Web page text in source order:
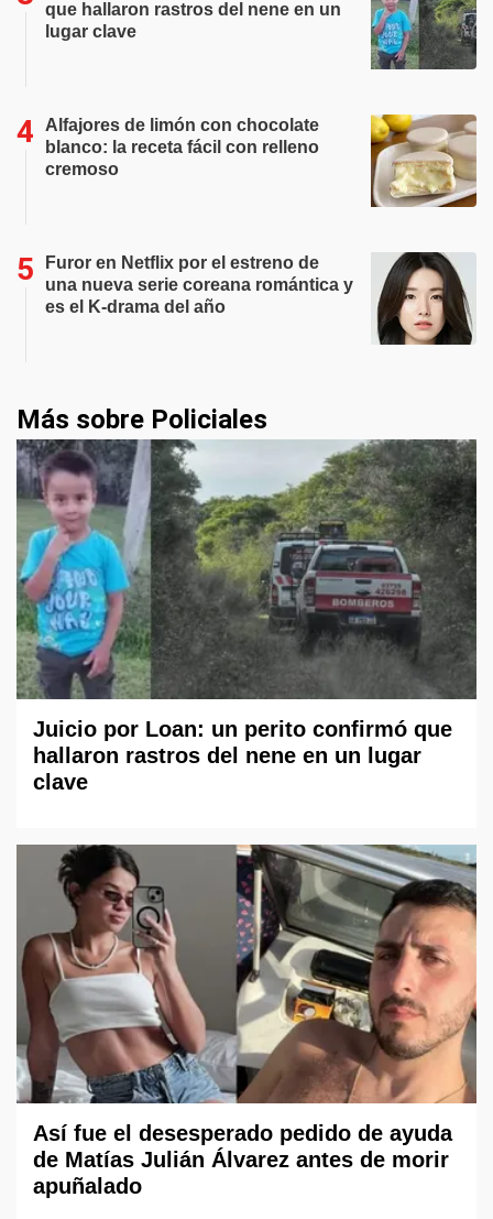
que hallaron rastros del nene en un
lugar clave
Alfajores de limón con chocolate
blanco: la receta fácil con relleno
cremoso
Furor en Netflix por el estreno de
una nueva serie coreana romántica y
es el K-drama del año
Más sobre Policiales
Juicio por Loan: un perito confirmó que
hallaron rastros del nene en un lugar
clave
Así fue el desesperado pedido de ayuda
de Matías Julián Álvarez antes de morir
apuñalado